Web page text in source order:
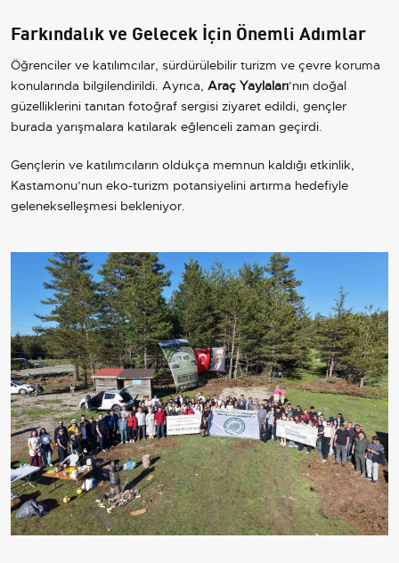
Farkındalık ve Gelecek İçin Önemli Adımlar
Öğrenciler ve katılımcılar, sürdürülebilir turizm ve çevre koruma
konularında bilgilendirildi. Ayrıca, Araç Yaylaları’nın doğal
güzelliklerini tanıtan fotoğraf sergisi ziyaret edildi, gençler
burada yarışmalara katılarak eğlenceli zaman geçirdi.
Gençlerin ve katılımcıların oldukça memnun kaldığı etkinlik,
Kastamonu’nun eko-turizm potansiyelini artırma hedefiyle
gelenekselleşmesi bekleniyor.